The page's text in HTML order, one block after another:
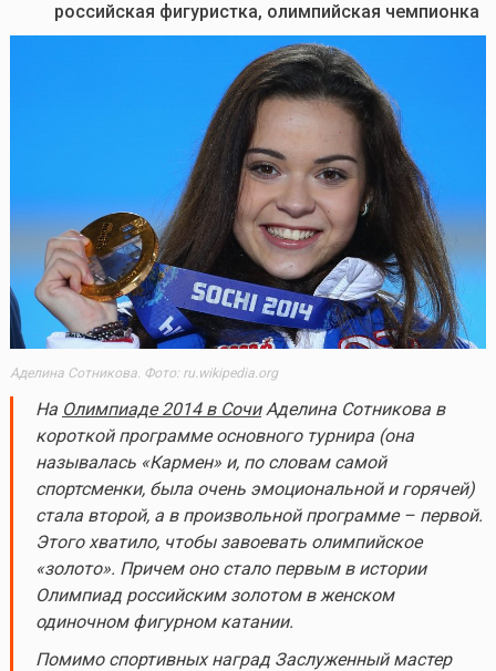
российская фигуристка, олимпийская чемпионка
Аделина Сотникова. Фото: ru.wikipedia.org
На Олимпиаде 2014 в СочиАделина Сотникова в
короткой программе основного турнира (она
называлась «Кармен» и, по словам самой
спортсменки, была очень эмоциональной и горячей)
стала второй, а в произвольной программе – первой.
Этого хватило, чтобы завоевать олимпийское
«золото». Причем оно стало первым в истории
Олимпиад российским золотом в женском
одиночном фигурном катании.
Помимо спортивных наград Заслуженный мастер